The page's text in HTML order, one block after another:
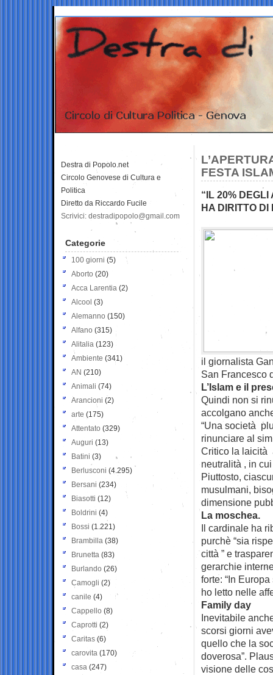
FESTA
“IL 20% DEGLI
HA DIRITTO
il giornalista
San Francesco
L’Islam e il
Quindi non si
accolgano
“Una società
rinunciare al
Critico la laicità
neutralità , in
Piuttosto,
musulmani,
dimensione
La moschea.
Il cardinale ha
purchè “sia
città ” e
gerarchie
forte: “In
ho letto nelle
Family day
Inevitabile
scorsi giorni
quello che la
doverosa”.
visione delle
Destra di Popolo.net
Circolo Genovese di Cultura e
Politica
Diretto da Riccardo Fucile
Scrivici: destradipopolo@gmail.com
Categorie
100 giorni (5)
Aborto (20)
Acca Larentia (2)
Alcool (3)
Alemanno (150)
Alfano (315)
Alitalia (123)
Ambiente (341)
AN (210)
Animali (74)
Arancioni (2)
arte (175)
Attentato (329)
Auguri (13)
Batini (3)
Berlusconi (4.295)
Bersani (234)
Biasotti (12)
Boldrini (4)
Bossi (1.221)
Brambilla (38)
Brunetta (83)
Burlando (26)
Camogli (2)
canile (4)
Cappello (8)
Caprotti (2)
Caritas (6)
carovita (170)
casa (247)